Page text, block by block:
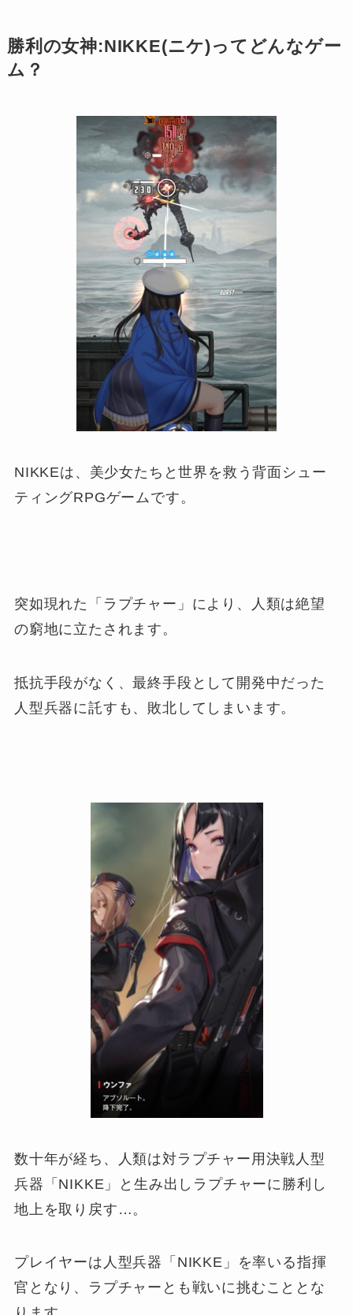
勝利の女神:NIKKE(ニケ)ってどんなゲー
ム？
NIKKEは、美少女たちと世界を救う背面シュー
ティングRPGゲームです。
突如現れた「ラプチャー」により、人類は絶望
の窮地に立たされます。
抵抗手段がなく、最終手段として開発中だった
人型兵器に託すも、敗北してしまいます。
数十年が経ち、人類は対ラプチャー用決戦人型
兵器「NIKKE」と生み出しラプチャーに勝利し
地上を取り戻す…。
プレイヤーは人型兵器「NIKKE」を率いる指揮
官となり、ラプチャーとも戦いに挑むこととな